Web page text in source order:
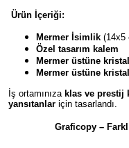
Ürün İçeriği:
Mermer İsimlik (14x5
Özel tasarım kalem
Mermer üstüne
Mermer üstüne
İş ortamınıza klas ve prestij
yansıtanlar için tasarlandı.
Graficopy –